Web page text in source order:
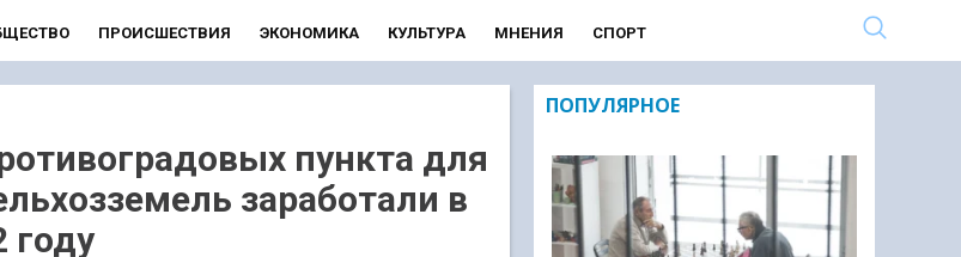
ПРОИСШЕСТВИЯ ЭКОНОМИКА КУЛЬТУРА МНЕНИЯ СПОРТ
пункта для
заработали в
году
ПОПУЛЯРНОЕ